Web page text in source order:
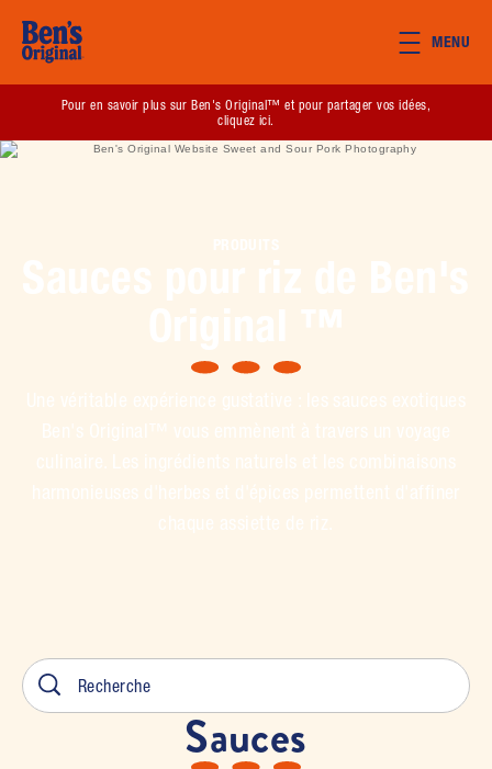
MENU
Pour en savoir plus sur Ben's Original™ et pour partager vos idées,
cliquez ici.
Sauces